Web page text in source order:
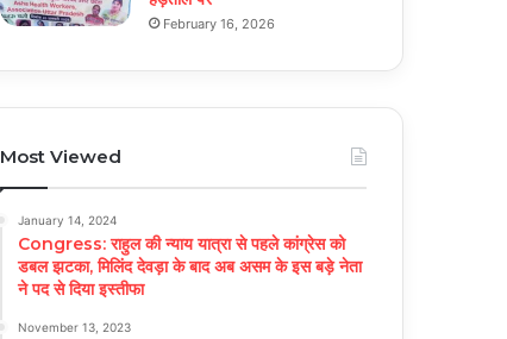
February 16, 2026
Most Viewed
January 14, 2024
Congress: राहुल की न्याय यात्रा से पहले कांग्रेस को
डबल झटका, मिलिंद देवड़ा के बाद अब असम के इस बड़े नेता
ने पद से दिया इस्तीफा
November 13, 2023